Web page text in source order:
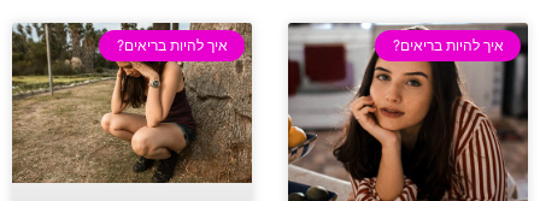
איך להיות בריאים? איך להיות בריאים?